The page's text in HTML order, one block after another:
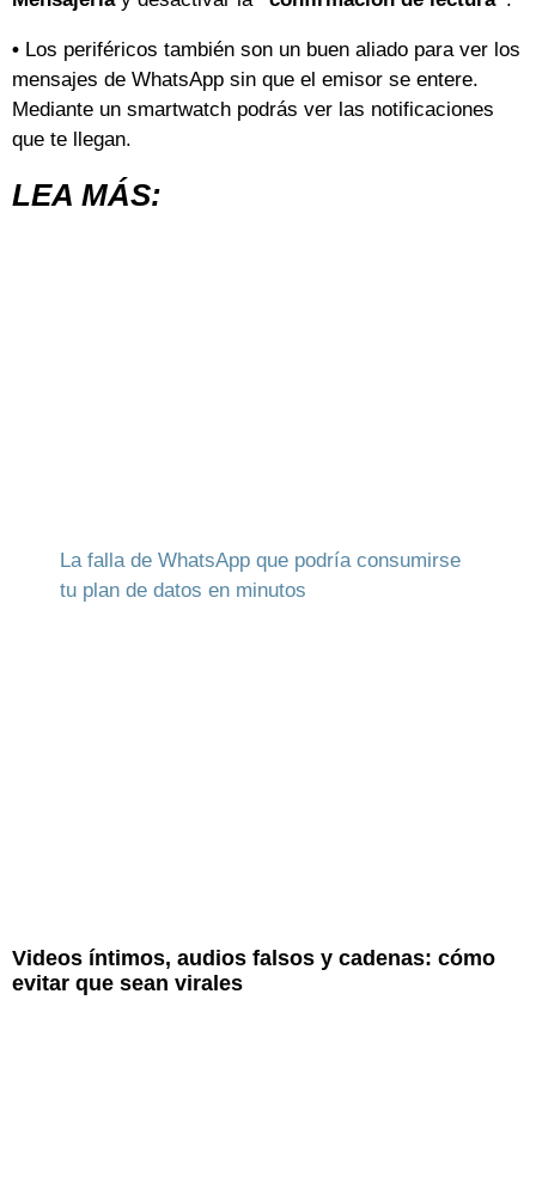
• Los periféricos también son un buen aliado para ver los
mensajes de WhatsApp sin que el emisor se entere.
Mediante un smartwatch podrás ver las notificaciones
que te llegan.
LEA MÁS:
La falla de WhatsApp que podría consumirse
tu plan de datos en minutos
Videos íntimos, audios falsos y cadenas: cómo
evitar que sean virales